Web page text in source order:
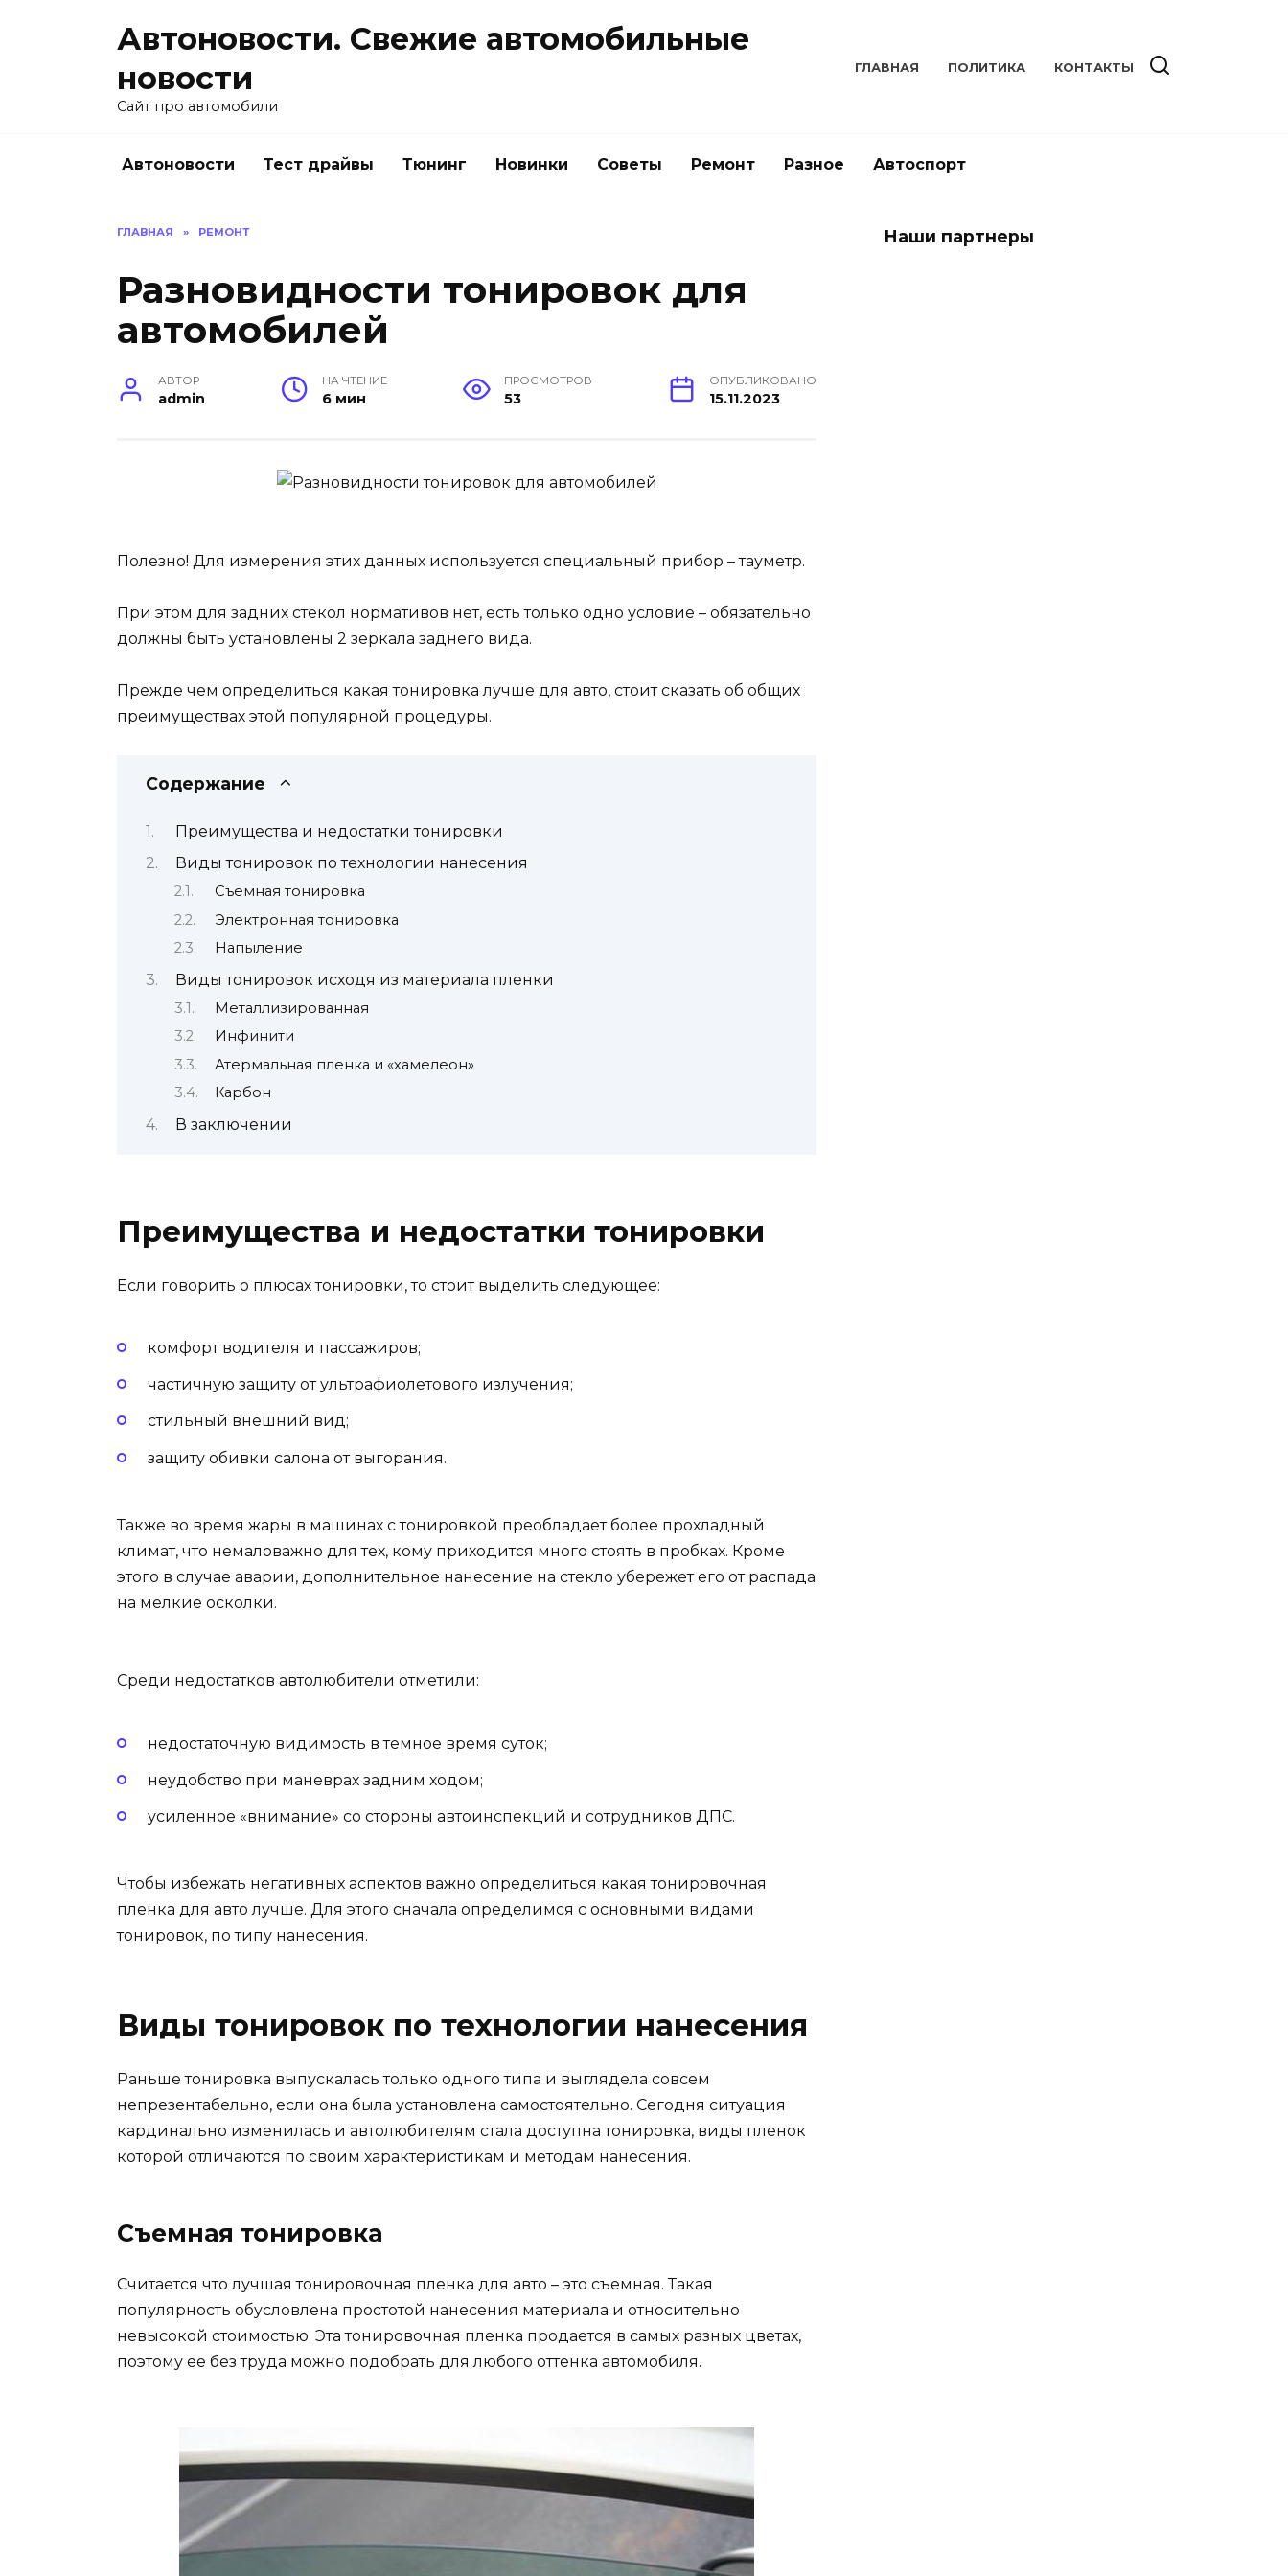
Автоновости. Свежие автомобильные
новости
Сайт про автомобили
ГЛАВНАЯ ПОЛИТИКА КОНТАКТЫ
Автоновости Тест драйвы Тюнинг Новинки Советы Ремонт Разное Автоспорт
ГЛАВНАЯ » РЕМОНТ
Разновидности тонировок для
автомобилей
АВТОР
admin
НА ЧТЕНИЕ
6 мин
ПРОСМОТРОВ
53
ОПУБЛИКОВАНО
15.11.2023
Полезно! Для измерения этих данных используется специальный прибор – тауметр.
При этом для задних стекол нормативов нет, есть только одно условие – обязательно
должны быть установлены 2 зеркала заднего вида.
Прежде чем определиться какая тонировка лучше для авто, стоит сказать об общих
преимуществах этой популярной процедуры.
Содержание
Преимущества и недостатки тонировки
Виды тонировок по технологии нанесения
Съемная тонировка
Электронная тонировка
Напыление
Виды тонировок исходя из материала пленки
Металлизированная
Инфинити
Атермальная пленка и «хамелеон»
Карбон
В заключении
Преимущества и недостатки тонировки
Если говорить о плюсах тонировки, то стоит выделить следующее:
комфорт водителя и пассажиров;
частичную защиту от ультрафиолетового излучения;
стильный внешний вид;
защиту обивки салона от выгорания.
Также во время жары в машинах с тонировкой преобладает более прохладный
климат, что немаловажно для тех, кому приходится много стоять в пробках. Кроме
этого в случае аварии, дополнительное нанесение на стекло убережет его от распада
на мелкие осколки.
Среди недостатков автолюбители отметили:
недостаточную видимость в темное время суток;
неудобство при маневрах задним ходом;
усиленное «внимание» со стороны автоинспекций и сотрудников ДПС.
Чтобы избежать негативных аспектов важно определиться какая тонировочная
пленка для авто лучше. Для этого сначала определимся с основными видами
тонировок, по типу нанесения.
Виды тонировок по технологии нанесения
Раньше тонировка выпускалась только одного типа и выглядела совсем
непрезентабельно, если она была установлена самостоятельно. Сегодня ситуация
кардинально изменилась и автолюбителям стала доступна тонировка, виды пленок
которой отличаются по своим характеристикам и методам нанесения.
Съемная тонировка
Считается что лучшая тонировочная пленка для авто – это съемная. Такая
популярность обусловлена простотой нанесения материала и относительно
невысокой стоимостью. Эта тонировочная пленка продается в самых разных цветах,
поэтому ее без труда можно подобрать для любого оттенка автомобиля.
Наши партнеры